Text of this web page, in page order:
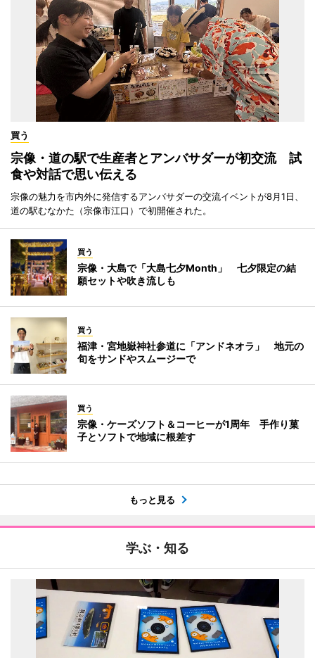
買う
宗像・道の駅で生産者とアンバサダーが初交流 試
食や対話で思い伝える
宗像の魅力を市内外に発信するアンバサダーの交流イベントが8月1日、
道の駅むなかた（宗像市江口）で初開催された。
買う
宗像・大島で「大島七夕Month」 七夕限定の結
願セットや吹き流しも
買う
福津・宮地嶽神社参道に「アンドネオラ」 地元の
旬をサンドやスムージーで
買う
宗像・ケーズソフト＆コーヒーが1周年 手作り菓
子とソフトで地域に根差す
もっと見る
学ぶ・知る